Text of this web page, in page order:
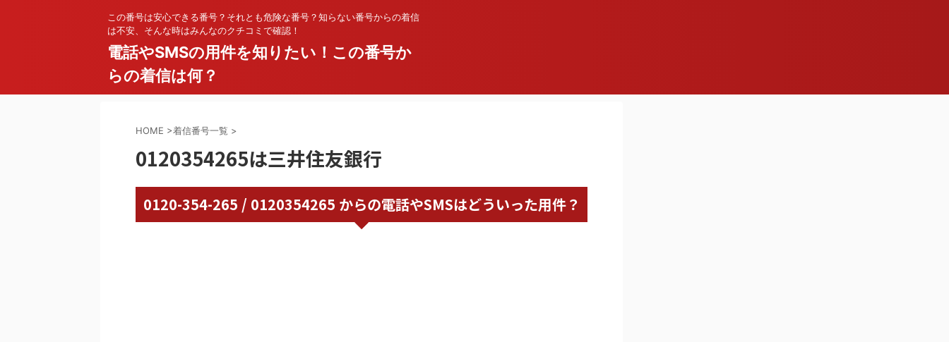
この番号は安心できる番号？それとも危険な番号？知らない番号からの着信
は不安、そんな時はみんなのクチコミで確認！
電話やSMSの用件を知りたい！この番号か
らの着信は何？
HOME >着信番号一覧 >
0120354265は三井住友銀行
0120-354-265 / 0120354265 からの電話やSMSはどういった用件？